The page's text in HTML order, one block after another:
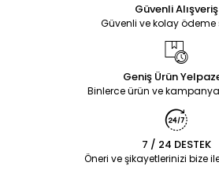
Güvenli Alışveriş
Güvenli ve kolay ödeme
Geniş Ürün
Binlerce ürün ve
7 / 24 DESTEK
Öneri ve şikayetlerinizi bize